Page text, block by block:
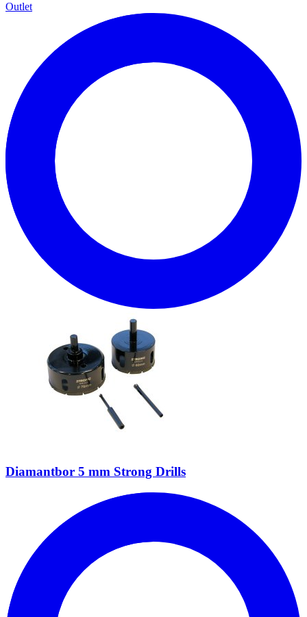
Outlet
Diamantbor 5 mm Strong Drills